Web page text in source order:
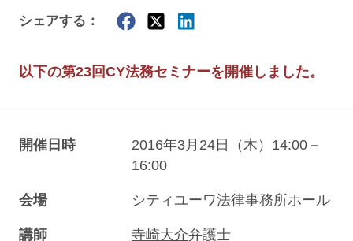
シェアする：
以下の第23回CY法務セミナーを開催しました。
開催日時
2016年3月24日（木）14:00－
16:00
会場 シティユーワ法律事務所ホール
講師 寺崎大介弁護士